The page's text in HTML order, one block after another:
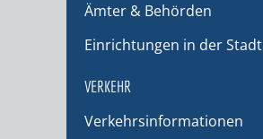
Ämter & Behörden
Einrichtungen in der Stadt
VERKEHR
Verkehrsinformationen